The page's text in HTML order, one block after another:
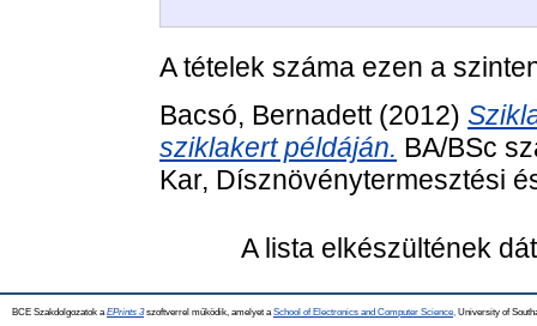
A tételek száma ezen a
Bacsó, Bernadett(2012)
sziklakert példáján. BA/BSc
Kar, Dísznövénytermesztési
A lista elkészültének
BCE Szakdolgozatok a EPrints 3szoftverrel működik, amelyet a School of Electronics and Computer Science, University of